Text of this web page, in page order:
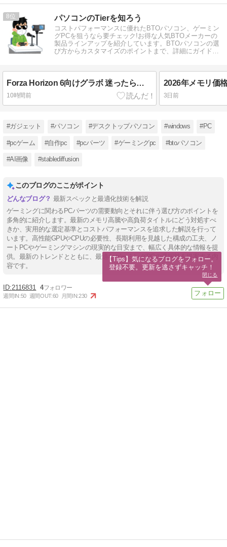
8 パソコンのTierを知ろう
コストパフォーマンスに優れたBTOパソコン、ゲーミン
グPCを狙うなら要チェック!お得な人気BTOメーカーの
製品ラインアップを紹介しています。BTOパソコンの選
び方からカスタマイズのポイントまで、詳細にガイドし
Forza Horizon 6向けグラボ 迷ったらこの1枚を選べ
10時間前 3日前
#ガジェット #パソコン #デスクトップパソコン #windows #PC
#pcゲーム #自作pc #pcパーツ #ゲーミングpc #btoパソコン
#AI画像 #stablediffusion
このブログのここがポイント
最新スペックと最適化技術を解説
ゲーミングに関わるPCパーツの需要動向とそれに伴う選び方のポイントを
多角的に紹介します。最新のメモリ高騰や高負荷タイトルにどう対処すべ
きか、実用的な選定基準とコストパフォーマンスを追求した解説を行って
います。高性能GPUやCPUの必要性、長期利用を見越した構成の工夫、ノ
ートPCやゲーミングマシンの現実的な目安まで、幅広く具体的な情報を提
供。最新のトレンドとともに、最適なゲーミングPCの選択肢を提案する内
容です。
2116831 4
週間IN:50 週間OUT:60 月間IN:230
【Tips】気になるブログをフォロー。
登録不要。更新を逃さずキャッチ！
閉じる